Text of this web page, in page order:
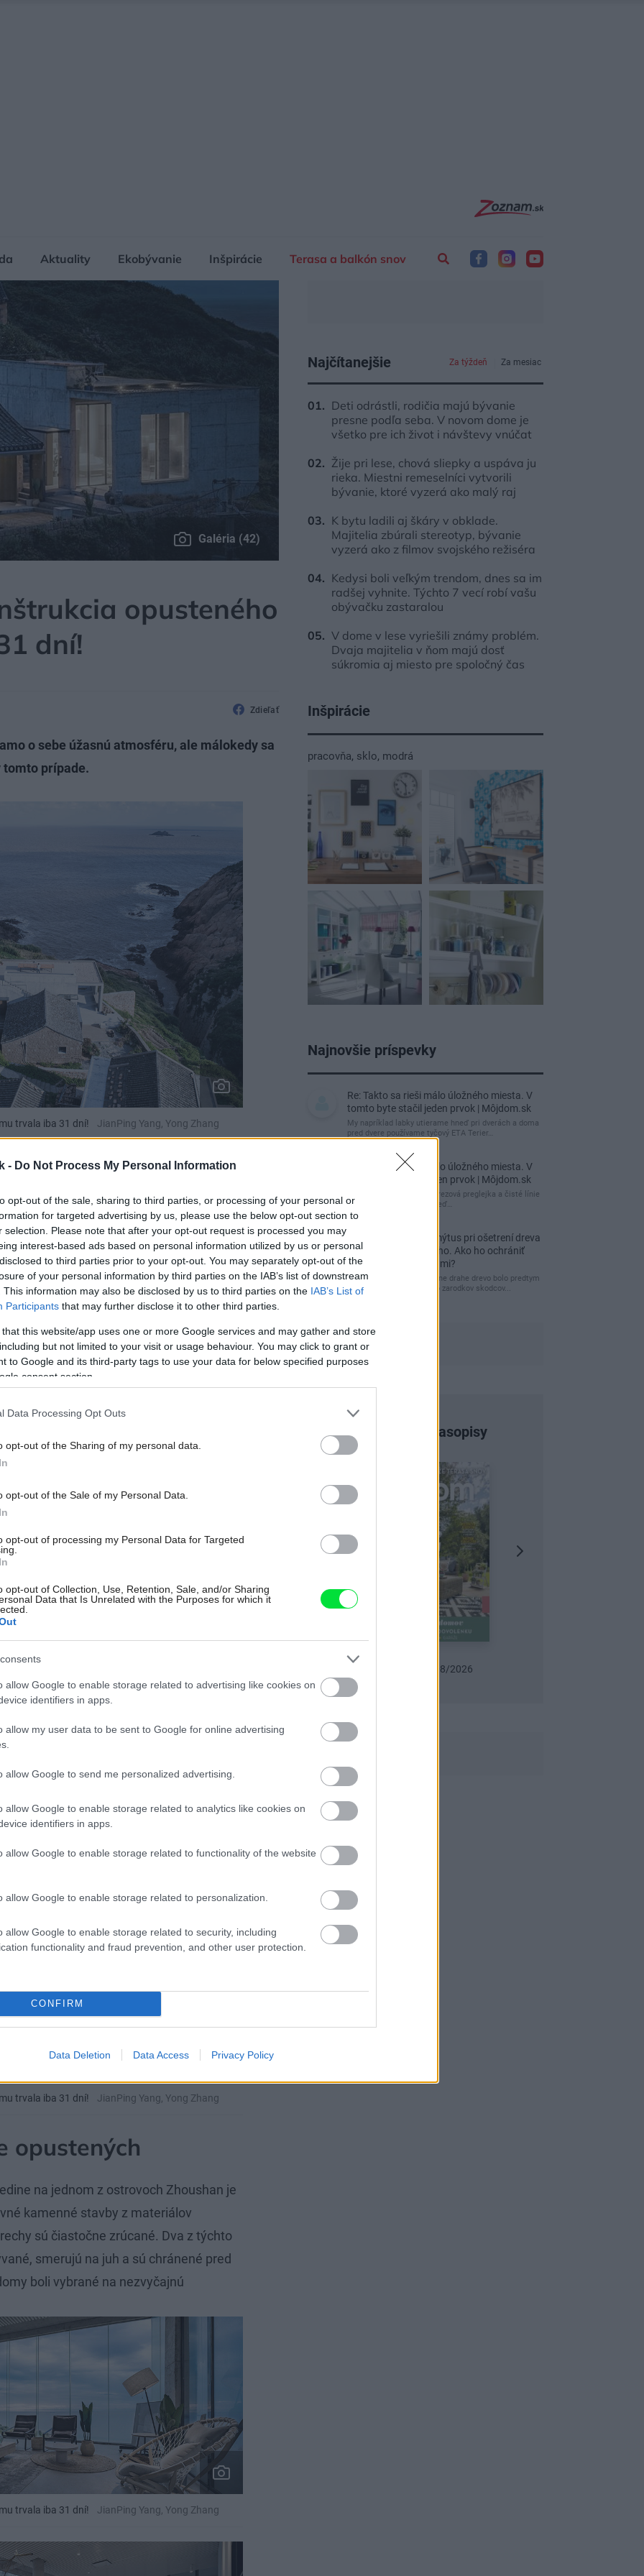
- Do Not Process My Personal Information
opt-out of the sale, sharing to third parties, or processing of your personal or
for targeted advertising by us, please use the below opt-out section to
selection. Please note that after your opt-out request is processed you may
interest-based ads based on personal information utilized by us or personal
to third parties prior to your opt-out. You may separately opt-out of the
of your personal information by third parties on the IAB’s list of downstream
This information may also be disclosed by us to third parties on the IAB’s List of
Participants that may further disclose it to other third parties.
that this website/app uses one or more Google services and may gather and store
but not limited to your visit or usage behaviour. You may click to grant or
to Google and its third-party tags to use your data for below specified purposes
consent section.
Data Processing Opt Outs
opt-out of the Sharing of my personal data.
opt-out of the Sale of my Personal Data.
opt-out of processing my Personal Data for Targeted
opt-out of Collection, Use, Retention, Sale, and/or Sharing
Data that Is Unrelated with the Purposes for which it
allow Google to enable storage related to advertising like cookies on
identifiers in apps.
allow my user data to be sent to Google for online advertising
allow Google to send me personalized advertising.
allow Google to enable storage related to analytics like cookies on
identifiers in apps.
allow Google to enable storage related to functionality of the website
allow Google to enable storage related to personalization.
allow Google to enable storage related to security, including
functionality and fraud prevention, and other user protection.
CONFIRM
Data Deletion Data Access Privacy Policy
Aktuality Ekobývanie Inšpirácie Terasa a balkón snov
Galéria (42)
opusteného
dní!
Zdieľať
o sebe úžasnú atmosféru, ale málokedy sa
prípade.
trvala iba 31 dní! JianPing Yang, Yong Zhang
trvala iba 31 dní!
krásy ostrovov Zhoushan
ich obyvateľom úplne na dosah.
I keď pre väčšinu z nás je niečo
zaujímavou prácou architektov sa
trvala iba 31 dní!
trvala iba 31 dní! JianPing Yang, Yong Zhang
opustených
na jednom z ostrovoch Zhoushan je
kamenné stavby z materiálov
sú čiastočne zrúcané. Dva z týchto
smerujú na juh a sú chránené pred
boli vybrané na nezvyčajnú
trvala iba 31 dní! JianPing Yang, Yong Zhang
Najčítanejšie Za týždeň Za mesiac
Deti odrástli, rodičia majú bývanie
presne podľa seba. V novom dome je
všetko pre ich život i návštevy vnúčat
Žije pri lese, chová sliepky a uspáva ju
rieka. Miestni remeselníci vytvorili
bývanie, ktoré vyzerá ako malý raj
K bytu ladili aj škáry v obklade.
Majitelia zbúrali stereotyp, bývanie
vyzerá ako z filmov svojského režiséra
Kedysi boli veľkým trendom, dnes sa im
radšej vyhnite. Týchto 7 vecí robí vašu
obývačku zastaralou
V dome v lese vyriešili známy problém.
Dvaja majitelia v ňom majú dosť
súkromia aj miesto pre spoločný čas
Inšpirácie
pracovňa, sklo, modrá
Najnovšie príspevky
Re: Takto sa rieši málo úložného miesta. V
tomto byte stačil jeden prvok | Môjdom.sk
My napríklad labky utierame hneď pri dverách a doma
pred dvere používame tyčový ETA Terier…
Re: Takto sa rieši málo úložného miesta. V
tomto byte stačil jeden prvok | Môjdom.sk
Dizajn je to nádherný, tá brezová preglejka a čisté línie
vyzerajú super. Ale vždy, keď…
Re: Toto je najväčší mýtus pri ošetrení dreva
a môže vás vyjsť draho. Ako ho ochrániť
pred hnitím a škodcami?
clovek by cakal ze vysusene drahe drevo bolo predtym
naparovane aby sa zbavilo zarodkov skodcov...
Najnovšie časopisy
Môj dom 07-08/2026